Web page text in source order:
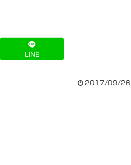
LINE
2017/09/26